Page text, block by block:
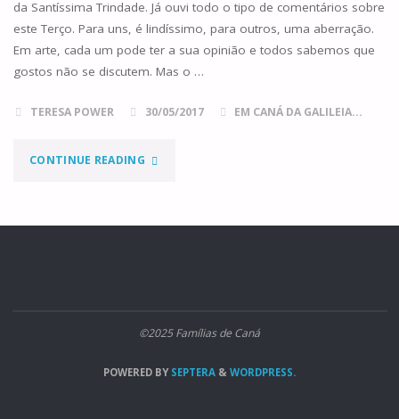
da Santíssima Trindade. Já ouvi todo o tipo de comentários sobre
este Terço. Para uns, é lindíssimo, para outros, uma aberração.
Em arte, cada um pode ter a sua opinião e todos sabemos que
gostos não se discutem. Mas o …
TERESA POWER 30/05/2017 EM CANÁ DA GALILEIA...
CONTINUE READING"O
DIÁRIO,
AS
FAMÍLIAS
©2025 Famílias de Caná
POWERED BYSEPTERA & WORDPRESS.